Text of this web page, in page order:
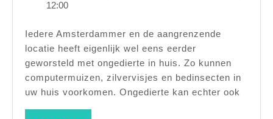
veroorzaken
in
de
tuin?
12:00
Iedere Amsterdammer en de aangrenzende
locatie heeft eigenlijk wel eens eerder
geworsteld met ongedierte in huis. Zo kunnen
computermuizen, zilvervisjes en bedinsecten in
uw huis voorkomen. Ongedierte kan echter ook